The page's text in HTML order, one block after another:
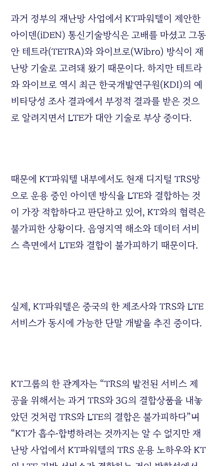
과거 정부의 재난망 사업에서 KT파워텔이 제안한
아이덴(iDEN) 통신기술방식은 고배를 마셨고 그동
안 테트라(TETRA)와 와이브로(Wibro) 방식이 재
난망 기술로 고려돼 왔기 때문이다. 하지만 테트라
와 와이브로 역시 최근 한국개발연구원(KDI)의 예
비타당성 조사 결과에서 부정적 결과를 받은 것으
로 알려지면서 LTE가 대안 기술로 부상 중이다.
때문에 KT파워텔 내부에서도 현재 디지털 TRS망
으로 운용 중인 아이덴 방식을 LTE와 결합하는 것
이 가장 적합하다고 판단하고 있어, KT와의 협력은
불가피한 상황이다. 음영지역 해소와 데이터 서비
스 측면에서 LTE와 결합이 불가피하기 때문이다.
실제, KT파워텔은 중국의 한 제조사와 TRS와 LTE
서비스가 동시에 가능한 단말 개발을 추진 중이다.
KT그룹의 한 관계자는 “TRS의 발전된 서비스 제
공을 위해서는 과거 TRS와 3G의 결합상품을 내놓
았던 것처럼 TRS와 LTE의 결합은 불가피하다”며
“KT가 흡수‧합병하려는 것까지는 알 수 없지만 재
난망 사업에서 KT파워텔의 TRS 운용 노하우와 KT